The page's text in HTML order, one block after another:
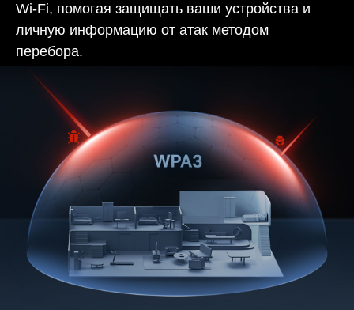
Wi-Fi, помогая защищать ваши устройства и
личную информацию от атак методом
перебора.